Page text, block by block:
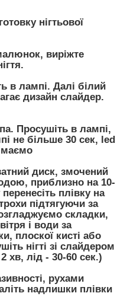
нігтьової
виріжте
в лампі. Далі білий
дизайн слайдер.
Просушіть в лампі,
не більше 30 сек, led
диск, змочений
приблизно на 10-
плівку на
підтягуючи за
складки,
і води за
плоскої кисті або
нігті зі слайдером
хв, лід - 30-60 сек.)
рухами
надлишки плівки